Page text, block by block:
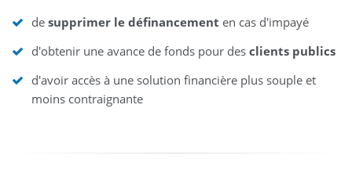
de supprimer le définancement en cas d'impayé
d'obtenir une avance de fonds pour des clients publics
d'avoir accès à une solution financière plus souple et
moins contraignante